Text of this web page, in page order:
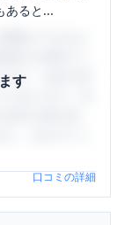
あると...
す
定の企業口コ
さ・会社の評
あります。先
社の姿を知
、ぜひサイト
口コミの詳細